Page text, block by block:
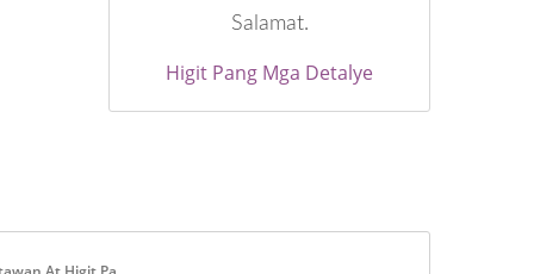
Salamat.
Higit Pang Mga Detalye